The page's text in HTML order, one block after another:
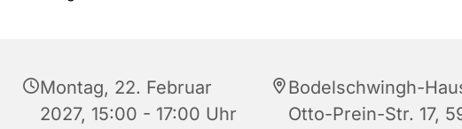
Montag, 22. Februar
2027, 15:00 - 17:00 Uhr
Bodelschwingh-
Otto-Prein-Str. 17,